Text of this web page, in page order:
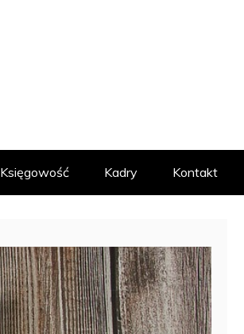
Księgowość Kadry Kontakt